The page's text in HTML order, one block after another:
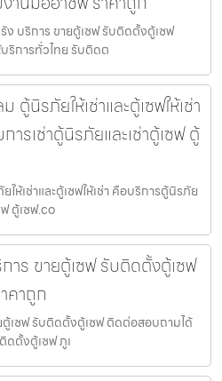
บริการ ขายตู้เซฟ รับติดตั้งตู้เซฟ
ริการทั่วไทย รับติดต
นิรภัยให้เช่าและตู้เซฟให้เช่า
รเช่าตู้นิรภัยและเช่าตู้เซฟ ตู้
เช่าและตู้เซฟให้เช่า คือบริการตู้นิรภัย
ตู้เซฟ.co
าร ขายตู้เซฟ รับติดตั้งตู้เซฟ
คาถูก
เซฟ รับติดตั้งตู้เซฟ ติดต่อสอบถามได้
ดตั้งตู้เซฟ ภูเ